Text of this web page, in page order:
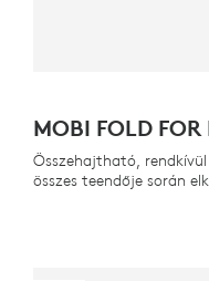
MOBI FOLD FOR
Összehajtható,
összes teendője során